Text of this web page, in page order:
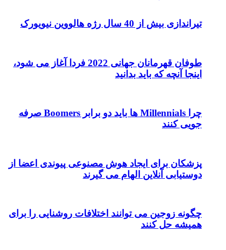
تیراندازی بیش از 40 سال رژه هالووین نیویورک
طوفان قهرمانان جهانی 2022 فردا آغاز می شود،
اینجا آنچه که باید بدانید
چرا Millennials ها باید دو برابر Boomers صرفه
جویی کنند
پزشکان برای ایجاد هوش مصنوعی پیوندی اعضا از
دوستیابی آنلاین الهام می گیرند
چگونه زوجین می توانند اختلافات روشنایی را برای
همیشه حل کنند